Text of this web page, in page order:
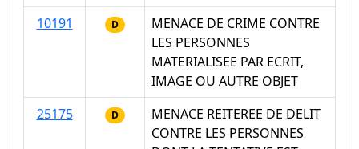
10191
D
MENACE DE CRIME CONTRE
LES PERSONNES
MATERIALISEE PAR ECRIT,
IMAGE OU AUTRE OBJET
25175
D
MENACE REITEREE DE DELIT
CONTRE LES PERSONNES